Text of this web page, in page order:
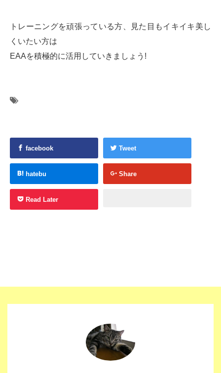
トレーニングを頑張っている方、見た目もイキイキ美し
くいたい方は
EAAを積極的に活用していきましょう!
facebook Tweet
hatebu Share
Read Later